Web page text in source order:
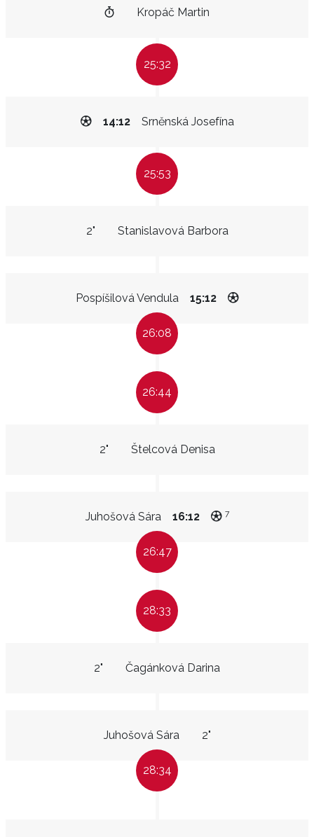
Kropáč Martin
25:32
Srněnská Josefína
14:12
25:53
Stanislavová Barbora
2"
Pospíšilová Vendula 15:12
26:08
26:44
Štelcová Denisa
2"
Juhošová Sára 16:12 7
26:47
28:33
Čagánková Darina
2"
Juhošová Sára 2"
28:34